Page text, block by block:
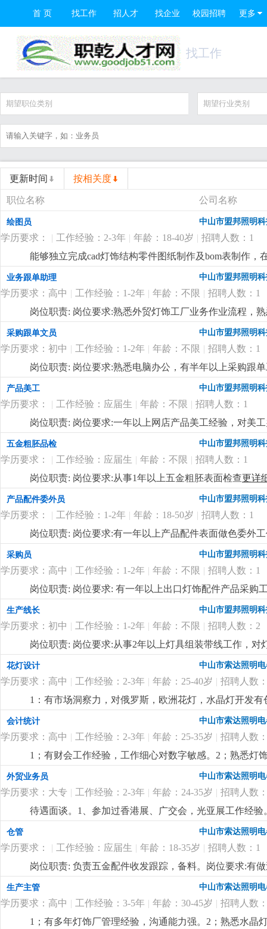
首 页 找工作 招人才 找企业 校园招聘 更多
找工作
期望职位类别 期望行业类别
更新时间 按相关度
职位名称 公司名称
绘图员 中山市盟邦照明
学历要求： | 工作经验：2-3年 | 年龄：18-40岁 | 招聘人数：1
能够独立完成cad灯饰结构零件图纸制作及bom表制作
准。更详细...
业务跟单助理 中山市盟邦照明
学历要求：高中 | 工作经验：1-2年 | 年龄：不限 | 招聘人数：1
岗位职责: 岗位要求:熟悉外贸灯饰工厂业务作业流程，
采购跟单文员 中山市盟邦照明
学历要求：初中 | 工作经验：1-2年 | 年龄：不限 | 招聘人数：1
岗位职责: 岗位要求:熟悉电脑办公，有半年以上采购跟
产品美工 中山市盟邦照明
学历要求： | 工作经验：应届生 | 年龄：不限 | 招聘人数：1
岗位职责: 岗位要求:一年以上网店产品美工经验，对美
五金粗胚品检 中山市盟邦照明
学历要求： | 工作经验：应届生 | 年龄：不限 | 招聘人数：1
岗位职责: 岗位要求:从事1年以上五金粗胚表面检查更详
产品配件委外员 中山市盟邦照明
学历要求： | 工作经验：1-2年 | 年龄：18-50岁 | 招聘人数：1
岗位职责: 岗位要求:有一年以上产品配件表面做色委外
采购员 中山市盟邦照明
学历要求：高中 | 工作经验：1-2年 | 年龄：不限 | 招聘人数：1
岗位职责: 岗位要求: 有一年以上出口灯饰配件产品采购
的责任心及良好的沟通能力。更详细...
生产线长 中山市盟邦照明
学历要求：初中 | 工作经验：1-2年 | 年龄：不限 | 招聘人数：2
岗位职责: 岗位要求:从事2年以上灯具组装带线工作，
产品安全规定有一定的了解，能合理安排作业员的工作
详细
花灯设计 中山市索达照明
学历要求：高中 | 工作经验：2-3年 | 年龄：25-40岁 | 招聘人数
1：有市场洞察力，对俄罗斯，欧洲花灯，水晶灯开发
力。更详细...
会计统计 中山市索达照明
学历要求：高中 | 工作经验：2-3年 | 年龄：25-35岁 | 招聘人数
1；有财会工作经验，工作细心对数字敏感。2；熟悉灯
核算，懂看产品bom表。更详细...
外贸业务员 中山市索达照明
学历要求：大专 | 工作经验：2-3年 | 年龄：24-35岁 | 招聘人数
待遇面谈。1、参加过香港展、广交会，光亚展工作经
也有客户平台收入可观。更详细...
仓管 中山市索达照明
学历要求： | 工作经验：应届生 | 年龄：18-35岁 | 招聘人数：1
岗位职责: 负责五金配件收发跟踪，备料。岗位要求:有
生产主管 中山市索达照明
学历要求：高中 | 工作经验：3-5年 | 年龄：30-45岁 | 招聘人数
1；有多年灯饰厂管理经验，沟通能力强。2；熟悉水晶